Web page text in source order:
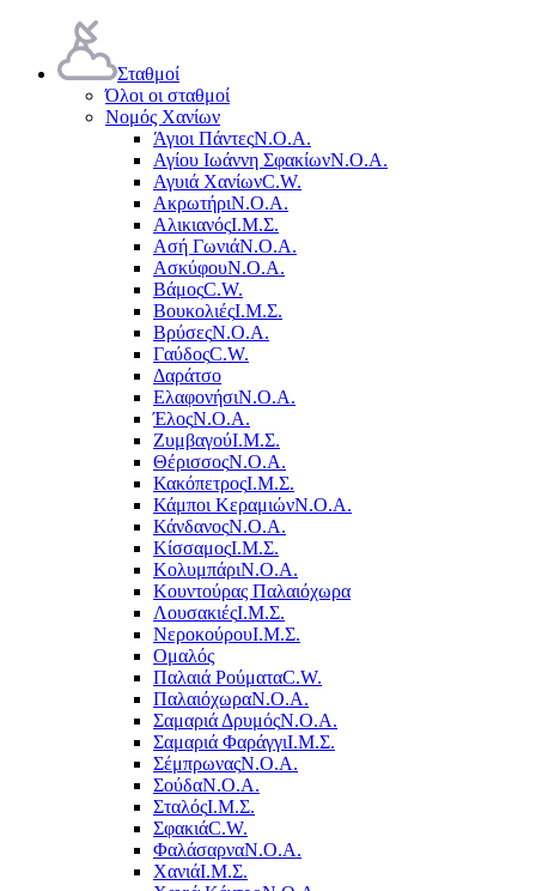
Σταθμοί
Όλοι οι σταθμοί
Νομός Χανίων
Άγιοι ΠάντεςΝ.Ο.Α.
Αγίου Ιωάννη ΣφακίωνΝ.Ο.Α.
Αγυιά ΧανίωνC.W.
ΑκρωτήριΝ.Ο.Α.
ΑλικιανόςΙ.Μ.Σ.
Ασή ΓωνιάΝ.Ο.Α.
ΑσκύφουΝ.Ο.Α.
ΒάμοςC.W.
ΒουκολιέςΙ.Μ.Σ.
ΒρύσεςΝ.Ο.Α.
ΓαύδοςC.W.
Δαράτσο
ΕλαφονήσιΝ.Ο.Α.
ΈλοςΝ.Ο.Α.
ΖυμβαγούΙ.Μ.Σ.
ΘέρισσοςΝ.Ο.Α.
ΚακόπετροςΙ.Μ.Σ.
Κάμποι ΚεραμιώνΝ.Ο.Α.
ΚάνδανοςΝ.Ο.Α.
ΚίσσαμοςΙ.Μ.Σ.
ΚολυμπάριΝ.Ο.Α.
Κουντούρας Παλαιόχωρα
ΛουσακιέςΙ.Μ.Σ.
ΝεροκούρουΙ.Μ.Σ.
Ομαλός
Παλαιά ΡούματαC.W.
ΠαλαιόχωραΝ.Ο.Α.
Σαμαριά ΔρυμόςΝ.Ο.Α.
Σαμαριά ΦαράγγιΙ.Μ.Σ.
ΣέμπρωναςΝ.Ο.Α.
ΣούδαΝ.Ο.Α.
ΣταλόςΙ.Μ.Σ.
ΣφακιάC.W.
ΦαλάσαρναΝ.Ο.Α.
ΧανιάΙ.Μ.Σ.